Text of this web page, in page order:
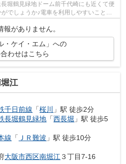
堀鶴見緑地ドーム前千代崎にも近くて便
でしょうか♪電車を利用しやすいことが
報がありません。
・ケイ・エム」への
わせはこちら
江
千日前線 「桜川
」駅 徒歩2分
長堀鶴見緑地 「西長堀 」駅 徒歩5
線 「 ＪＲ難波 」駅 徒歩10分
大阪市西区南堀江 ３丁目7-16